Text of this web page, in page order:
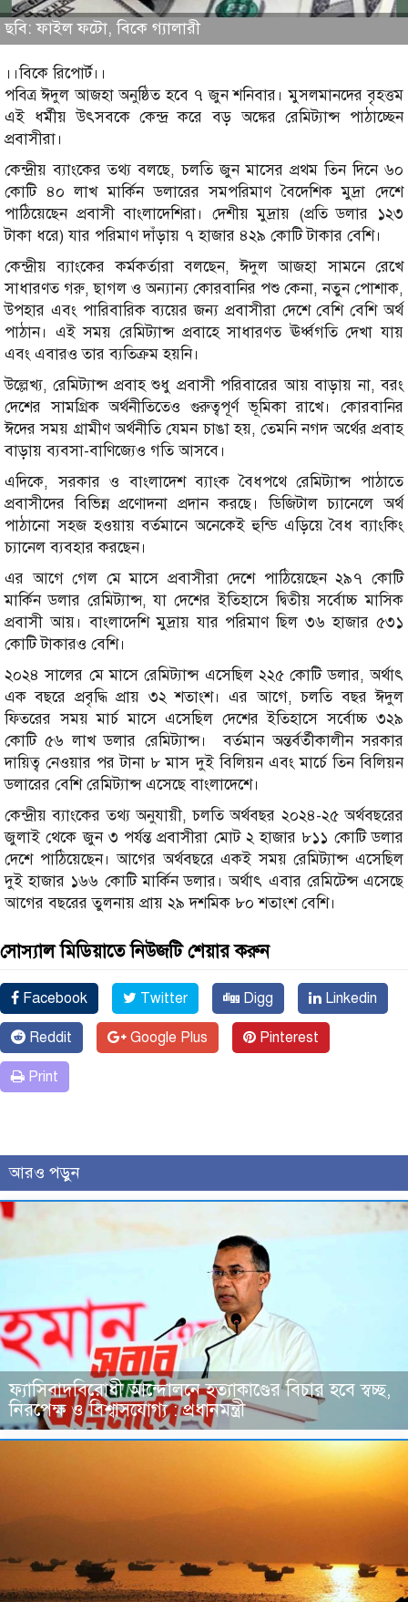
ছবি: ফাইল ফটো, বিকে গ্যালারী
।।বিকে রিপোর্ট।।
পবিত্র ঈদুল আজহা অনুষ্ঠিত হবে ৭ জুন শনিবার। মুসলমানদের বৃহত্তম
এই ধর্মীয় উৎসবকে কেন্দ্র করে বড় অঙ্কের রেমিট্যান্স পাঠাচ্ছেন
প্রবাসীরা।
কেন্দ্রীয় ব্যাংকের তথ্য বলছে, চলতি জুন মাসের প্রথম তিন দিনে ৬০
কোটি ৪০ লাখ মার্কিন ডলারের সমপরিমাণ বৈদেশিক মুদ্রা দেশে
পাঠিয়েছেন প্রবাসী বাংলাদেশিরা। দেশীয় মুদ্রায় (প্রতি ডলার ১২৩
টাকা ধরে) যার পরিমাণ দাঁড়ায় ৭ হাজার ৪২৯ কোটি টাকার বেশি।
কেন্দ্রীয় ব্যাংকের কর্মকর্তারা বলছেন, ঈদুল আজহা সামনে রেখে
সাধারণত গরু, ছাগল ও অন্যান্য কোরবানির পশু কেনা, নতুন পোশাক,
উপহার এবং পারিবারিক ব্যয়ের জন্য প্রবাসীরা দেশে বেশি বেশি অর্থ
পাঠান। এই সময় রেমিট্যান্স প্রবাহে সাধারণত ঊর্ধ্বগতি দেখা যায়
এবং এবারও তার ব্যতিক্রম হয়নি।
উল্লেখ্য, রেমিট্যান্স প্রবাহ শুধু প্রবাসী পরিবারের আয় বাড়ায় না, বরং
দেশের সামগ্রিক অর্থনীতিতেও গুরুত্বপূর্ণ ভূমিকা রাখে। কোরবানির
ঈদের সময় গ্রামীণ অর্থনীতি যেমন চাঙা হয়, তেমনি নগদ অর্থের প্রবাহ
বাড়ায় ব্যবসা-বাণিজ্যেও গতি আসবে।
এদিকে, সরকার ও বাংলাদেশ ব্যাংক বৈধপথে রেমিট্যান্স পাঠাতে
প্রবাসীদের বিভিন্ন প্রণোদনা প্রদান করছে। ডিজিটাল চ্যানেলে অর্থ
পাঠানো সহজ হওয়ায় বর্তমানে অনেকেই হুন্ডি এড়িয়ে বৈধ ব্যাংকিং
চ্যানেল ব্যবহার করছেন।
এর আগে গেল মে মাসে প্রবাসীরা দেশে পাঠিয়েছেন ২৯৭ কোটি
মার্কিন ডলার রেমিট্যান্স, যা দেশের ইতিহাসে দ্বিতীয় সর্বোচ্চ মাসিক
প্রবাসী আয়। বাংলাদেশি মুদ্রায় যার পরিমাণ ছিল ৩৬ হাজার ৫৩১
কোটি টাকারও বেশি।
২০২৪ সালের মে মাসে রেমিট্যান্স এসেছিল ২২৫ কোটি ডলার, অর্থাৎ
এক বছরে প্রবৃদ্ধি প্রায় ৩২ শতাংশ। এর আগে, চলতি বছর ঈদুল
ফিতরের সময় মার্চ মাসে এসেছিল দেশের ইতিহাসে সর্বোচ্চ ৩২৯
কোটি ৫৬ লাখ ডলার রেমিট্যান্স। বর্তমান অন্তর্বর্তীকালীন সরকার
দা‌য়িত্ব নেওয়ার পর টানা ৮ মাস দুই বিলিয়ন এবং মার্চে তিন বিলিয়ন
ডলারের বেশি রেমিট্যান্স এসেছে বাংলাদেশে।
কেন্দ্রীয় ব্যাংকের তথ্য অনুযায়ী, চলতি অর্থবছর ২০২৪-২৫ অর্থবছরের
জুলাই থেকে জুন ৩ পর্যন্ত প্রবাসীরা মোট ২ হাজার ৮১১ কোটি ডলার
দেশে পাঠিয়েছেন। আগের অর্থবছরে একই সময় রেমিট্যান্স এসেছিল
দুই হাজার ১৬৬ কোটি মার্কিন ডলার। অর্থাৎ এবার রেমিটেন্স এসেছে
আগের বছরের তুলনায় প্রায় ২৯ দশমিক ৮০ শতাংশ বেশি।
সোস্যাল মিডিয়াতে নিউজটি শেয়ার করুন
Facebook Twitter Digg Linkedin
Reddit Google Plus Pinterest
Print
আরও পড়ুন
ফ্যাসিবাদবিরোধী আন্দোলনে হত্যাকাণ্ডের বিচার হবে স্বচ্ছ,
নিরপেক্ষ ও বিশ্বাসযোগ্য : প্রধানমন্ত্রী